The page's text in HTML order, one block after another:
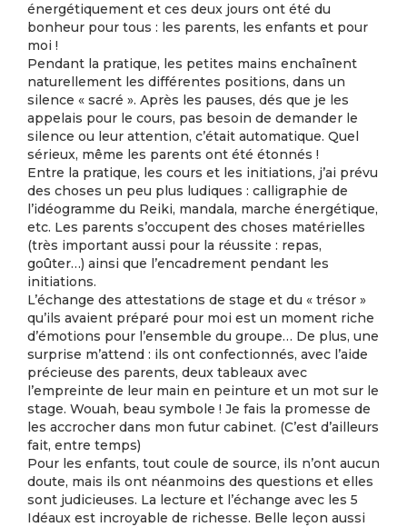
énergétiquement et ces deux jours ont été du
bonheur pour tous : les parents, les enfants et pour
moi !
Pendant la pratique, les petites mains enchaînent
naturellement les différentes positions, dans un
silence « sacré ». Après les pauses, dés que je les
appelais pour le cours, pas besoin de demander le
silence ou leur attention, c’était automatique. Quel
sérieux, même les parents ont été étonnés !
Entre la pratique, les cours et les initiations, j’ai prévu
des choses un peu plus ludiques : calligraphie de
l’idéogramme du Reiki, mandala, marche énergétique,
etc. Les parents s’occupent des choses matérielles
(très important aussi pour la réussite : repas,
goûter…) ainsi que l’encadrement pendant les
initiations.
L’échange des attestations de stage et du « trésor »
qu’ils avaient préparé pour moi est un moment riche
d’émotions pour l’ensemble du groupe… De plus, une
surprise m’attend : ils ont confectionnés, avec l’aide
précieuse des parents, deux tableaux avec
l’empreinte de leur main en peinture et un mot sur le
stage. Wouah, beau symbole ! Je fais la promesse de
les accrocher dans mon futur cabinet. (C’est d’ailleurs
fait, entre temps)
Pour les enfants, tout coule de source, ils n’ont aucun
doute, mais ils ont néanmoins des questions et elles
sont judicieuses. La lecture et l’échange avec les 5
Idéaux est incroyable de richesse. Belle leçon aussi